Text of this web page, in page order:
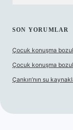
SON YORUMLAR
Çocuk konuşma
Çocuk konuşma
Çankırı’nın su